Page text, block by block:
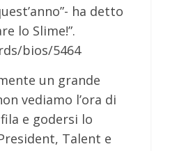
ha detto
lo Slime!”.
bios/5464
un grande
vediamo l’ora di
e godersi lo
Talent e